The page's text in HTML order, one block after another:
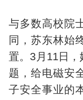
与多数高校院
同，苏东林始
置。3月11日，
题，给电磁安
子安全事业的